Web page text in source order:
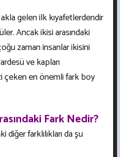
gelen ilk kıyafetlerdendir
Ancak ikisi arasındaki
zaman insanlar ikisini
ve kapları
çeken en önemli fark boy
Fark Nedir?
diğer farklılıkları da şu